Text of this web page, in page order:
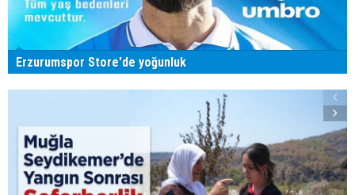
Erzurumspor Store'de yoğunluk